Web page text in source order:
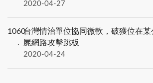
2020-04-27
1060台灣情治單位協同微軟，破獲位在
屍網路攻擊跳板
2020-04-24